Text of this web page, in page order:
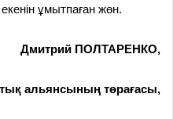
ұмытпаған жөн.
Дмитрий ПОЛТАРЕНКО,
альянсының төрағасы,